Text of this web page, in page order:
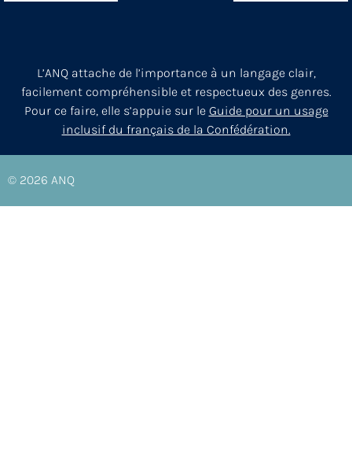
L’ANQ attache de l’importance à un langage clair,
facilement compréhensible et respectueux des genres.
Pour ce faire, elle s’appuie sur le Guide pour un usage
inclusif du français de la Confédération.
© 2026 ANQ